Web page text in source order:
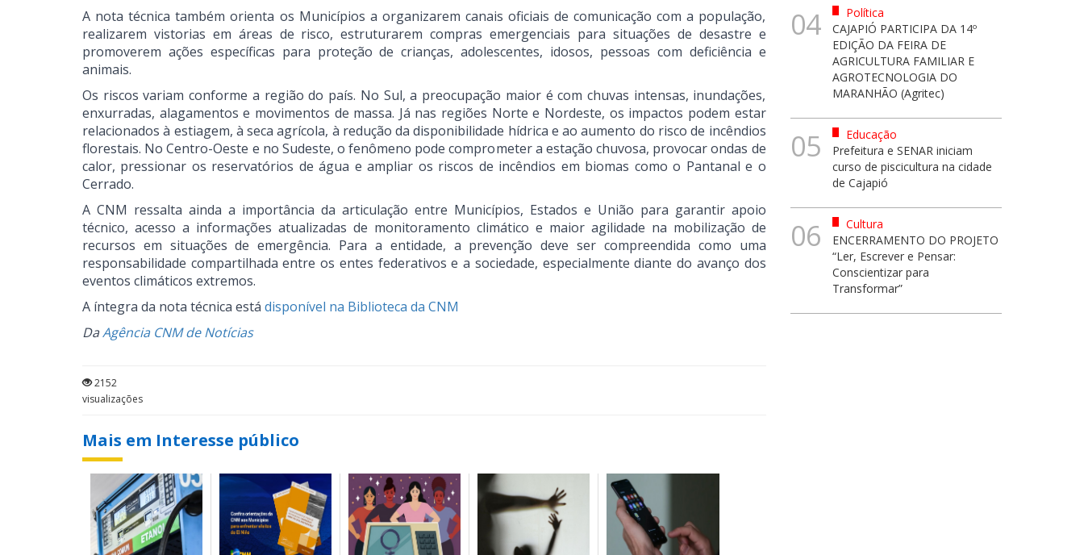
A nota técnica também orienta os Municípios a organizarem canais oficiais de comunicação com a população,
realizarem vistorias em áreas de risco, estruturarem compras emergenciais para situações de desastre e
promoverem ações específicas para proteção de crianças, adolescentes, idosos, pessoas com deficiência e
animais.
Os riscos variam conforme a região do país. No Sul, a preocupação maior é com chuvas intensas, inundações,
enxurradas, alagamentos e movimentos de massa. Já nas regiões Norte e Nordeste, os impactos podem estar
relacionados à estiagem, à seca agrícola, à redução da disponibilidade hídrica e ao aumento do risco de incêndios
florestais. No Centro-Oeste e no Sudeste, o fenômeno pode comprometer a estação chuvosa, provocar ondas de
calor, pressionar os reservatórios de água e ampliar os riscos de incêndios em biomas como o Pantanal e o
Cerrado.
A CNM ressalta ainda a importância da articulação entre Municípios, Estados e União para garantir apoio
técnico, acesso a informações atualizadas de monitoramento climático e maior agilidade na mobilização de
recursos em situações de emergência. Para a entidade, a prevenção deve ser compreendida como uma
responsabilidade compartilhada entre os entes federativos e a sociedade, especialmente diante do avanço dos
eventos climáticos extremos.
A íntegra da nota técnica está disponível na Biblioteca da CNM
DaAgência CNM de Notícias
2152
visualizações
Mais em Interesse público
04
Política
CAJAPIÓ PARTICIPA DA 14º
EDIÇÃO DA FEIRA DE
AGRICULTURA FAMILIAR E
AGROTECNOLOGIA DO
MARANHÃO (Agritec)
05
Educação
Prefeitura e SENAR iniciam
curso de piscicultura na cidade
de Cajapió
06
Cultura
ENCERRAMENTO DO PROJETO
“Ler, Escrever e Pensar:
Conscientizar para
Transformar”